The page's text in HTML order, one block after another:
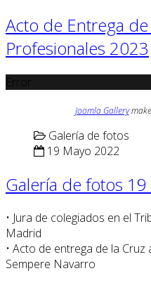
Acto de Entrega
Profesionales 2023
Joomla Gallery
Galería de fotos
19 Mayo 2022
Galería de fotos
• Jura de colegiados en el
Madrid
• Acto de entrega de la
Sempere Navarro